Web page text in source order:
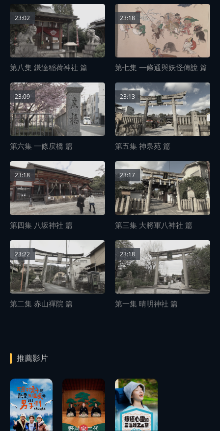
第八集 鎌達稲荷神社 篇
23:02
第七集 一條通與妖怪傳說 篇
23:18
第六集 一條戻橋 篇
23:09
第五集 神泉苑 篇
23:13
第四集 八坂神社 篇
23:18
第三集 大將軍八神社 篇
23:17
第二集 赤山禪院 篇
23:22
第一集 晴明神社 篇
23:18
推薦影片
播
放